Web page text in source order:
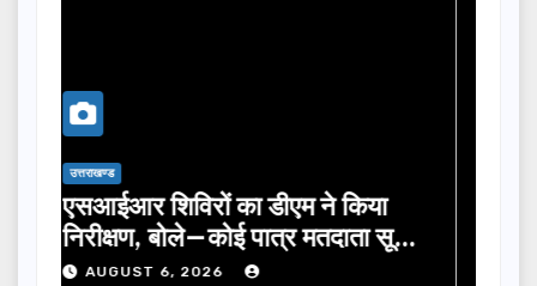
तीलू रौतेली पुरस्कार के लिए 13 महिलाओं
का चयन, 35 आंगनबाड़ी कार्यकर्तियां भी
होंगी सम्मानित…
AUGUST 6, 2026